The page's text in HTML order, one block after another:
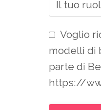
Voglio
modelli di
parte di
https://